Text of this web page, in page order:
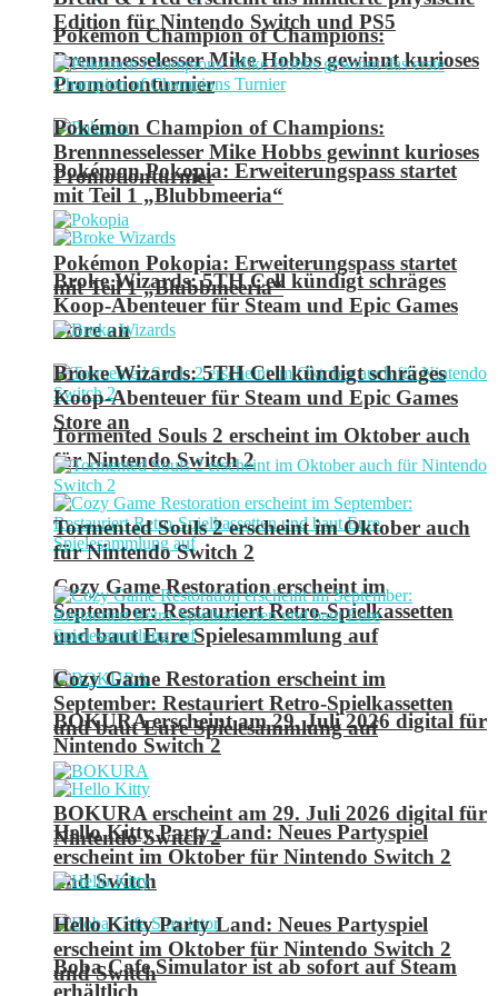
Pokémon Champion of Champions:
Brennnesselesser Mike Hobbs gewinnt kurioses
Promotionturnier
Pokémon Pokopia: Erweiterungspass startet
mit Teil 1 „Blubbmeeria“
Broke Wizards: 5TH Cell kündigt schräges
Koop-Abenteuer für Steam und Epic Games
Store an
Tormented Souls 2 erscheint im Oktober auch
für Nintendo Switch 2
Cozy Game Restoration erscheint im
September: Restauriert Retro-Spielkassetten
und baut Eure Spielesammlung auf
BOKURA erscheint am 29. Juli 2026 digital für
Nintendo Switch 2
Hello Kitty Party Land: Neues Partyspiel
erscheint im Oktober für Nintendo Switch 2
und Switch
Boba Cafe Simulator ist ab sofort auf Steam
erhältlich
Edition für Nintendo Switch und PS5
Pokémon Champion of Champions:
Brennnesselesser Mike Hobbs gewinnt kurioses
Promotionturnier
Pokémon Pokopia: Erweiterungspass startet
mit Teil 1 „Blubbmeeria“
Broke Wizards: 5TH Cell kündigt schräges
Koop-Abenteuer für Steam und Epic Games
Store an
Tormented Souls 2 erscheint im Oktober auch
für Nintendo Switch 2
Cozy Game Restoration erscheint im
September: Restauriert Retro-Spielkassetten
und baut Eure Spielesammlung auf
BOKURA erscheint am 29. Juli 2026 digital für
Nintendo Switch 2
Hello Kitty Party Land: Neues Partyspiel
erscheint im Oktober für Nintendo Switch 2
und Switch